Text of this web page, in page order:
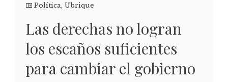
Política, Ubrique
Las derechas no logran
los escaños suficientes
para cambiar el gobierno